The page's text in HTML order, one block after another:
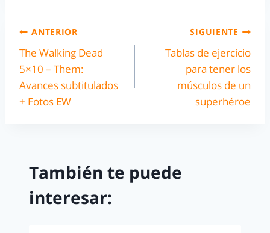
ANTERIOR
The Walking Dead
5×10 – Them:
Avances subtitulados
+ Fotos EW
SIGUIENTE
Tablas de ejercicio
para tener los
músculos de un
superhéroe
También te puede
interesar: